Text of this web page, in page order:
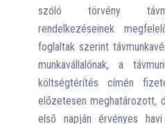
szóló törvény
rendelkezéseinek
foglaltak szerint
munkavállalónak, a
költségtérítés címén
előzetesen meghatározott,
első napján érvényes